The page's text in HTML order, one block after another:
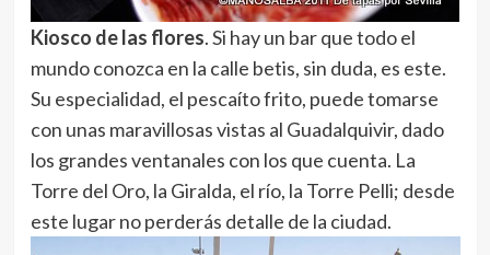
Kiosco de las flores. Si hay un bar que todo el
mundo conozca en la calle betis, sin duda, es este.
Su especialidad, el pescaíto frito, puede tomarse
con unas maravillosas vistas al Guadalquivir, dado
los grandes ventanales con los que cuenta. La
Torre del Oro, la Giralda, el río, la Torre Pelli; desde
este lugar no perderás detalle de la ciudad.